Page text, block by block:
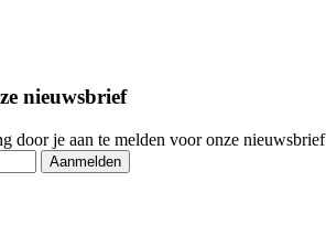
nieuwsbrief
door je aan te melden voor onze nieuwsbrief
Aanmelden